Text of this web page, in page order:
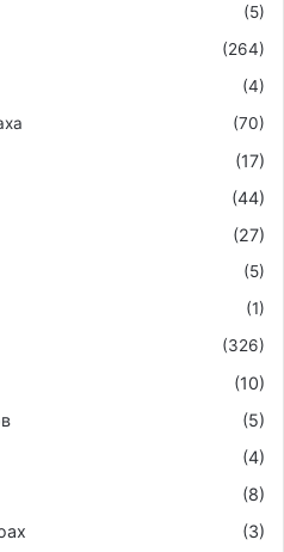
(5)
(264)
(4)
(70)
(17)
(44)
(27)
(5)
(1)
(326)
(10)
(5)
(4)
(8)
(3)